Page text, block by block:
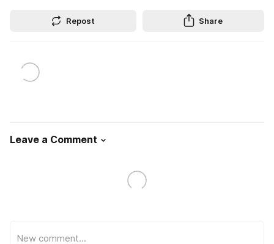
Repost Share
Leave a Comment